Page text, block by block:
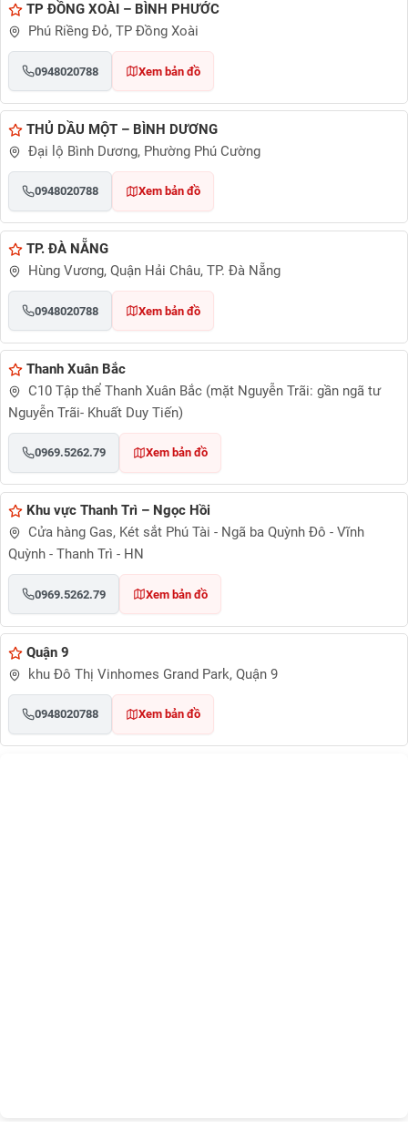
TP ĐỒNG XOÀI – BÌNH PHƯỚC
Phú Riềng Đỏ, TP Đồng Xoài
0948020788 Xem bản đồ
THỦ DẦU MỘT – BÌNH DƯƠNG
Đại lộ Bình Dương, Phường Phú Cường
0948020788 Xem bản đồ
TP. ĐÀ NẴNG
Hùng Vương, Quận Hải Châu, TP. Đà Nẵng
0948020788 Xem bản đồ
Thanh Xuân Bắc
C10 Tập thể Thanh Xuân Bắc (mặt Nguyễn Trãi: gần ngã tư
Nguyễn Trãi- Khuất Duy Tiến)
0969.5262.79 Xem bản đồ
Khu vực Thanh Trì – Ngọc Hồi
Cửa hàng Gas, Két sắt Phú Tài - Ngã ba Quỳnh Đô - Vĩnh
Quỳnh - Thanh Trì - HN
0969.5262.79 Xem bản đồ
Quận 9
khu Đô Thị Vinhomes Grand Park, Quận 9
0948020788 Xem bản đồ